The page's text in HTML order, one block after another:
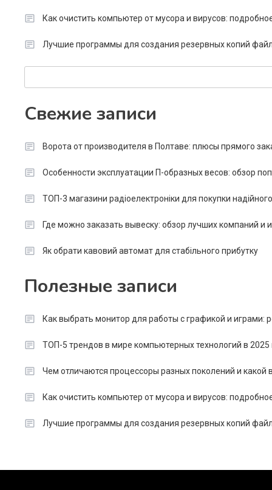
Как очистить компьютер от мусора и вирусов:
Лучшие программы для создания резервных копий
Свежие записи
Ворота от производителя в Полтаве: плюсы прямого
Особенности эксплуатации П-образных весов: обзор
ТОП-3 магазини радіоелектроніки для покупки
Где можно заказать вывеску: обзор лучших компаний и
Як обрати кавовий автомат для стабільного прибутку
Полезные записи
Как выбрать монитор для работы с графикой и играми:
ТОП-5 трендов в мире компьютерных технологий в 2025
Чем отличаются процессоры разных поколений и какой
Как очистить компьютер от мусора и вирусов:
Лучшие программы для создания резервных копий